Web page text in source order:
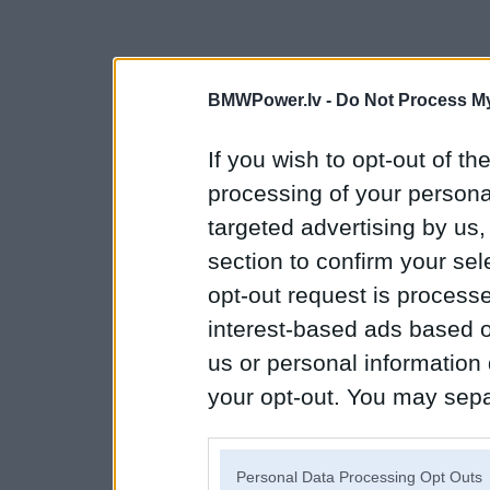
BMWPower.lv - Do Not Process
If you wish to opt-out of
processing of your
targeted advertising by
section to confirm your
opt-out request is
interest-based ads based
us or personal
your opt-out. You may
Personal Data Processing Opt Outs